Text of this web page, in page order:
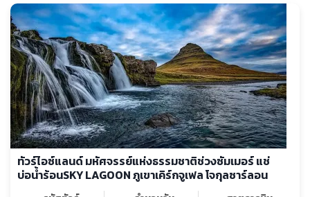
ทัวร์ไอซ์แลนด์ มหัศจรรย์แห่งธรรมชาติช่วงซัมเมอร์ แช่
บ่อน้ำร้อนSKY LAGOON ภูเขาเคิร์กจูเฟล โจกุลซาร์ลอน